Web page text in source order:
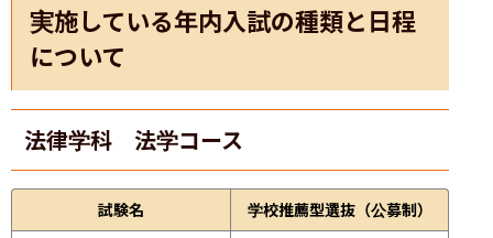
実施している年内入試の種類と日程
について
法律学科 法学コース
試験名
学校推薦型選抜（公募制）